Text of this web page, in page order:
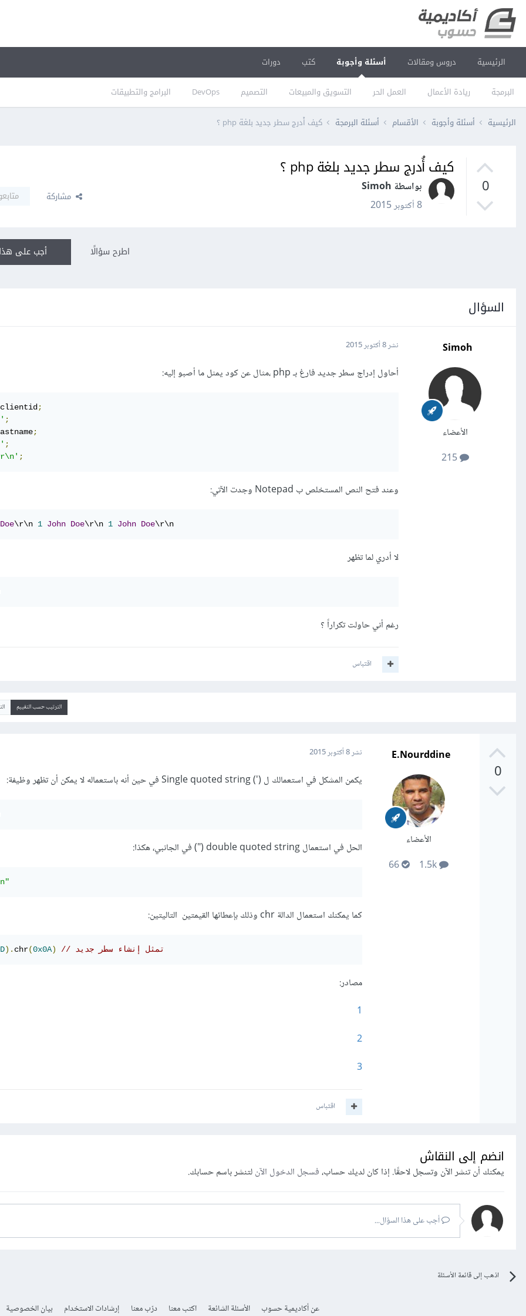
الرئيسية دروس ومقالات أسئلة وأجوبة
البرمجة ريادة الأعمال العمل الحر التسويق والمبيعات التصميم DevOps البرامج والتطبيقات
كتب دورات
الرئيسية أسئلة وأجوبة الأقسام أسئلة البرمجة كيف أُدرج سطر جديد بلغة php ؟
0
كيف أُدرج سطر جديد بلغة php ؟
بواسطة Simoh
8 أكتوبر 2015
مشاركة
أجب على اطرح سؤالًا
السؤال
Simoh
الأعضاء
215
نشر8 أكتوبر 2015
أحاول إدراج سطر جديد فارغ بـ php ،مثال عن كود يمثل ما أصبو إليه:
;
;
;
;
;
وعند فتح النص المستخلص ب Notepad وجدت الآتي:
Doe\r\n 1 John Doe\r\n 1 John Doe\r\n
لا أدري لما تظهر
رغم أني حاولت تكراراً ؟
اقتباس
الترتيب حسب التقييم
0
E.Nourddine
الأعضاء
نشر8 أكتوبر 2015
يكمن المشكل في استعمالك ل (') Single quoted string في حين أنه باستعماله لا يمكن أن تظهر وظيفة:
الحل في استعمال double quoted string (") في الجانبي، هكذا:
كما يمكنك استعمال الدالة chr وذلك بإعطائها القيمتين التاليتين:
). chr(0x0A) // تمثل إنشاء سطر جديد
مصادر:
1
2
3
اقتباس
انضم إلى النقاش
يمكنك أن تنشر الآن وتسجل لاحقًا. إذا كان لديك حساب،فسجل الدخول الآنلتنشر باسم حسابك.
أجب على هذا السؤال...
اذهب إلى قائمة الأسئلة
عن أكاديمية حسوب الأسئلة الشائعة اكتب معنا درّب معنا إرشادات الاستخدام بيان الخصوصية